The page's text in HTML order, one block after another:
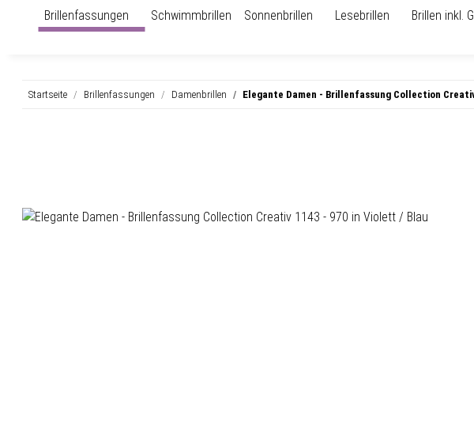
Brillenfassungen Schwimmbrillen Sonnenbrillen Lesebrillen Brillen inkl.
Startseite Brillenfassungen Damenbrillen Elegante Damen - Brillenfassung Collection